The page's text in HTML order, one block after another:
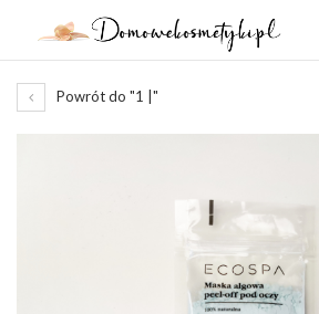
Powrót do "1 |"